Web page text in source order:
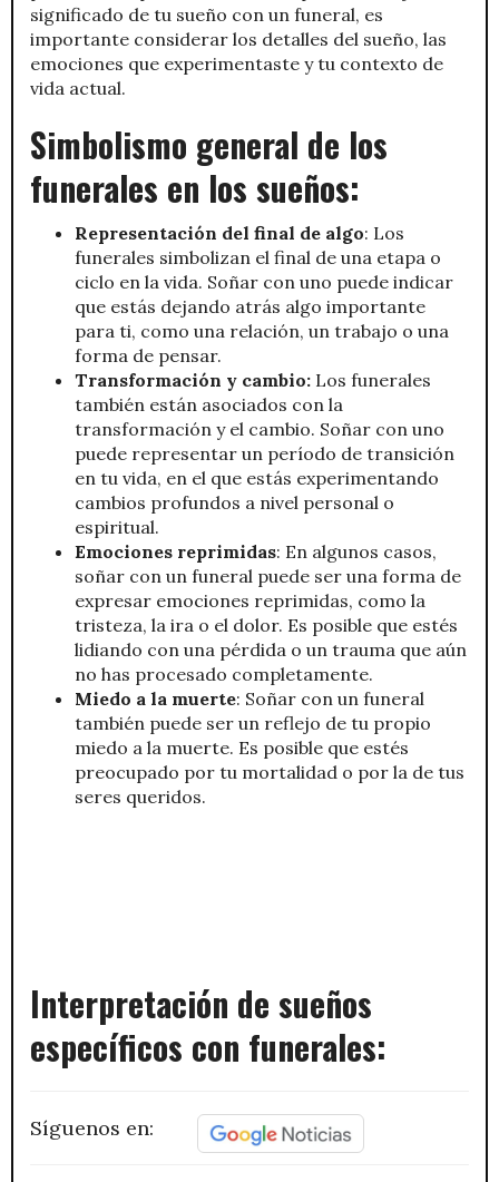
significado de tu sueño con un funeral, es
importante considerar los detalles del sueño, las
emociones que experimentaste y tu contexto de
vida actual.
Simbolismo general de los
funerales en los sueños:
Representación del final de algo: Los
funerales simbolizan el final de una etapa o
ciclo en la vida. Soñar con uno puede indicar
que estás dejando atrás algo importante
para ti, como una relación, un trabajo o una
forma de pensar.
Transformación y cambio: Los funerales
también están asociados con la
transformación y el cambio. Soñar con uno
puede representar un período de transición
en tu vida, en el que estás experimentando
cambios profundos a nivel personal o
espiritual.
Emociones reprimidas: En algunos casos,
soñar con un funeral puede ser una forma de
expresar emociones reprimidas, como la
tristeza, la ira o el dolor. Es posible que estés
lidiando con una pérdida o un trauma que aún
no has procesado completamente.
Miedo a la muerte: Soñar con un funeral
también puede ser un reflejo de tu propio
miedo a la muerte. Es posible que estés
preocupado por tu mortalidad o por la de tus
seres queridos.
Interpretación de sueños
específicos con funerales:
Síguenos en: